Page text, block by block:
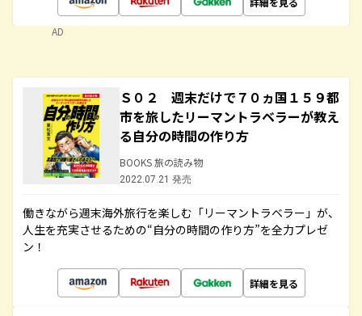
AD
Ｓ０２ 週末だけで７０ヵ国１５９都
市を旅したリーマントラベラーが教え
る自分の時間の作り方
BOOKS 旅の読み物
2022.07.21 発売
働きながら週末海外旅行を楽しむ「リーマントラベラー」が、
人生を充実させるための“自分の時間の作り方”を全力プレゼ
ン！
詳細を見る